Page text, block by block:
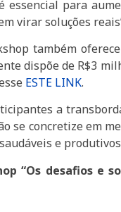
essencial para
virar soluções
também
dispõe de R$3
ESTE LINK.
a
se concretize em
e
“Os desafios e